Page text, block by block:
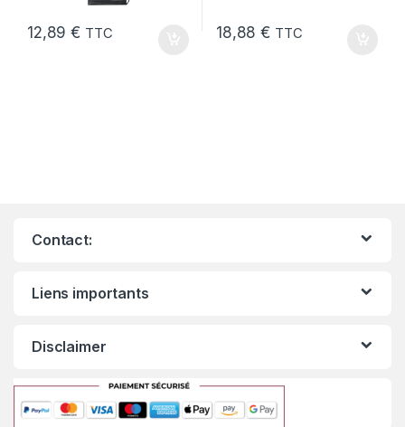
12,89€ TTC 18,88€ TTC
Contact:
Liens importants
Disclaimer